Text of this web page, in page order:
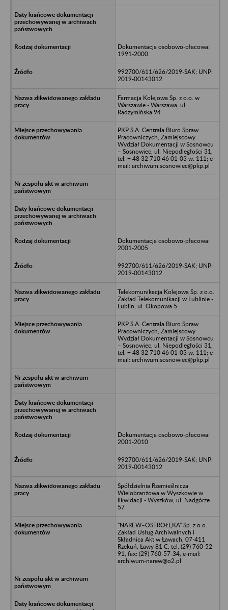
Dokumentacja osobowo-płacowa:
1991-2000
992700/611/626/2019-SAK; UNP:
2019-00143012
Farmacja Kolejowa Sp. z o.o. w
Warszawie - Warszawa, ul.
Radzymińska 94
PKP S.A. Centrala Biuro Spraw
Pracowniczych; Zamiejscowy
Wydział Dokumentacji w Sosnowcu
– Sosnowiec, ul. Niepodległości 31,
tel. + 48 32 710 46 01-03 w. 111; e-
mail: archiwum.sosnowiec@pkp.pl
Dokumentacja osobowo-płacowa:
2001-2005
992700/611/626/2019-SAK; UNP:
2019-00143012
Telekomunikacja Kolejowa Sp. z o.o.
Zakład Telekomunikacji w Lublinie -
Lublin, ul. Okopowa 5
PKP S.A. Centrala Biuro Spraw
Pracowniczych; Zamiejscowy
Wydział Dokumentacji w Sosnowcu
– Sosnowiec, ul. Niepodległości 31,
tel. + 48 32 710 46 01-03 w. 111; e-
mail: archiwum.sosnowiec@pkp.pl
Dokumentacja osobowo-płacowa:
2001-2010
992700/611/626/2019-SAK; UNP:
2019-00143012
Spółdzielnia Rzemieślnicza
Wielobranżowa w Wyszkowie w
likwidacji - Wyszków, ul. Nadgórze
57
"NAREW–OSTROŁĘKA" Sp. z o.o.
Zakład Usług Archiwalnych i
Składnica Akt w Ławach, 07-411
Rzekuń, Ławy 81 C, tel. (29) 760-52-
91, fax: (29) 760-57-34, e-mail:
archiwum-narew@o2.pl